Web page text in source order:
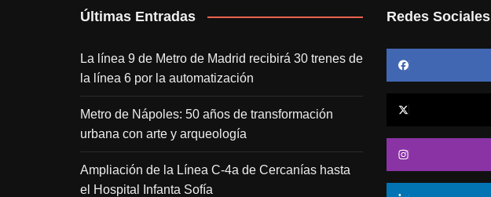
Últimas Entradas
La línea 9 de Metro de Madrid recibirá 30 trenes de
la línea 6 por la automatización
Metro de Nápoles: 50 años de transformación
urbana con arte y arqueología
Ampliación de la Línea C-4a de Cercanías hasta
el Hospital Infanta Sofía
Redes Sociales